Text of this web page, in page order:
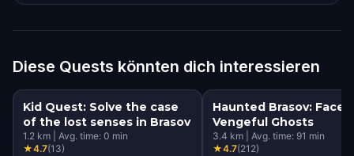
Diese Quests könnten dich interessieren
Kid Quest: Solve the case
of the lost senses in Brasov
1.2 km Avg. time: 0 min
★4.7(13)
Haunted Brasov: Face
Vengeful Ghosts
3.4 km Avg. time: 91 min
★4.7(212)